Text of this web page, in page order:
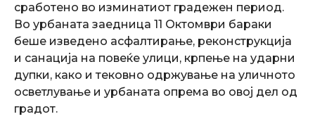
сработено во изминатиот градежен период.
Во урбаната заедница 11 Октомври бараки
беше изведено асфалтирање, реконструкција
и санација на повеќе улици, крпење на ударни
дупки, како и тековно одржување на уличното
осветлување и урбаната опрема во овој дел од
градот.